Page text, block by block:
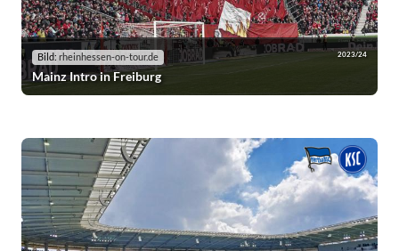
Bild: rheinhessen-on-tour.de 2023/24
Mainz Intro in Freiburg